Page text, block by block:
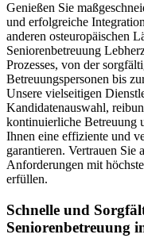
Genießen Sie
und erfolgreiche
anderen osteuropäischen
Seniorenbetreuung
Prozesses, von der
Betreuungspersonen bis
Unsere vielseitigen
Kandidatenauswahl,
kontinuierliche Betreuung
Ihnen eine effiziente und
garantieren. Vertrauen
Anforderungen mit
erfüllen.
Schnelle und
Seniorenbetreuung